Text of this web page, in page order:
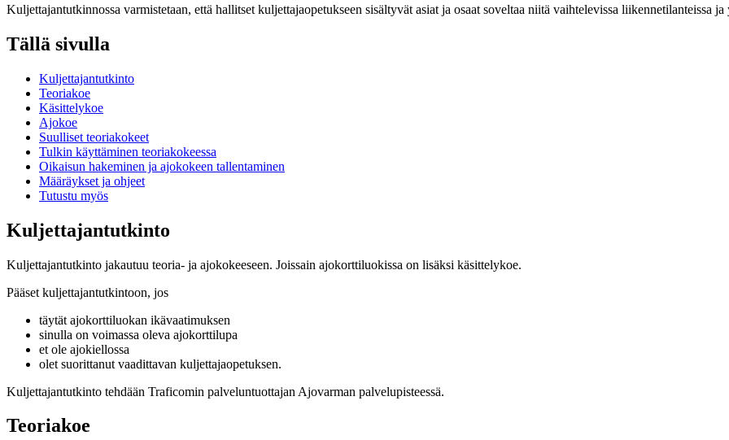
Kuljettajantutkinnossa varmistetaan, että hallitset kuljettajaopetukseen sisältyvät asiat ja osaat soveltaa niitä vaihtelevissa liikennetilanteissa
Tällä sivulla
Kuljettajantutkinto
Teoriakoe
Käsittelykoe
Ajokoe
Suulliset teoriakokeet
Tulkin käyttäminen teoriakokeessa
Oikaisun hakeminen ja ajokokeen tallentaminen
Määräykset ja ohjeet
Tutustu myös
Kuljettajantutkinto
Kuljettajantutkinto jakautuu teoria- ja ajokokeeseen. Joissain ajokorttiluokissa on lisäksi käsittelykoe.
Pääset kuljettajantutkintoon, jos
täytät ajokorttiluokan ikävaatimuksen
sinulla on voimassa oleva ajokorttilupa
et ole ajokiellossa
olet suorittanut vaadittavan kuljettajaopetuksen.
Kuljettajantutkinto tehdään Traficomin palveluntuottajan Ajovarman palvelupisteessä.
Teoriakoe